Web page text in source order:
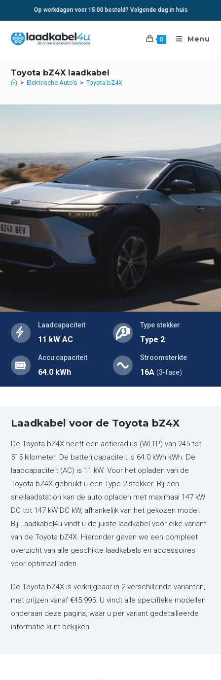
Op werkdagen voor 15:00 besteld? Volgende dag in huis
0 Menu
Toyota bZ4X laadkabel
> Elektrische Auto's > Toyota bZ4X
Laadcapaciteit
11 kW AC
Type stekker
Type 2
Accu capaciteit
64.0 kWh
Stroomsterkte
16A (3-fase)
Laadkabel voor de Toyota bZ4X
De Toyota bZ4X heeft een actieradius (WLTP) van 245 tot
515 kilometer. De batterijcapaciteit is 64.0 kWh kWh. De
laadcapaciteit (AC) is 11 kW. Voor het opladen van de
Toyota bZ4X gebruikt u een Type 2 stekker. Bij een
snellaadstation kan de auto opladen met maximaal 147 kW
DC tot 147 kW DC kW, afhankelijk van het gekozen model.
Bij Laadkabel4u vindt u de juiste laadkabel voor elke variant
van de Toyota bZ4X. Hieronder geven we een compleet
overzicht van alle geschikte laadkabels en accessoires
voor optimaal laden.
De Toyota bZ4X is verkrijgbaar in 2 verschillende varianten,
met prijzen vanaf €45.995. U vindt alle specifieke modellen
onderaan deze pagina, waar u per variant gedetailleerde
informatie kunt bekijken.